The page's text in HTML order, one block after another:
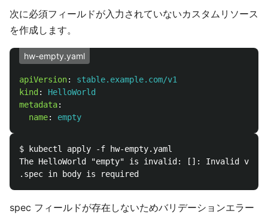
次に必須フィールドが入力されていないカスタムリソース
を作成します。
hw-empty.yaml
apiVersion:
stable.example.com/v1
kind :
HelloWorld
metadata:
name: empty
$ kubectl apply -f hw-empty.yaml
The HelloWorld "empty" is invalid: []: Invalid
spec フィールドが存在しないためバリデーションエラー